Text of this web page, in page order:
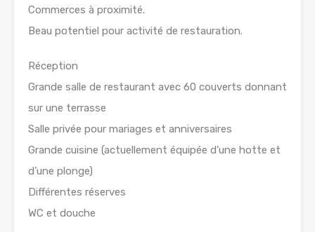
Commerces à proximité.
Beau potentiel pour activité de restauration.
Réception
Grande salle de restaurant avec 60 couverts donnant
sur une terrasse
Salle privée pour mariages et anniversaires
Grande cuisine (actuellement équipée d’une hotte et
d’une plonge)
Différentes réserves
WC et douche